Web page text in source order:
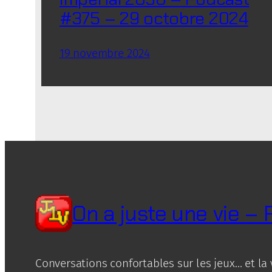
#375 – 29 octobre 2024
19 novembre 2024
On a juste une vie –
Conversations confortables sur les jeux… et la